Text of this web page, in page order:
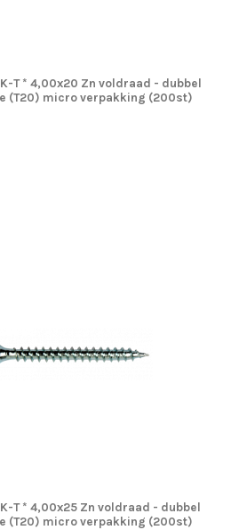
T * 4,00x20 Zn voldraad - dubbel
(T20) micro verpakking (200st)
T * 4,00x25 Zn voldraad - dubbel
(T20) micro verpakking (200st)